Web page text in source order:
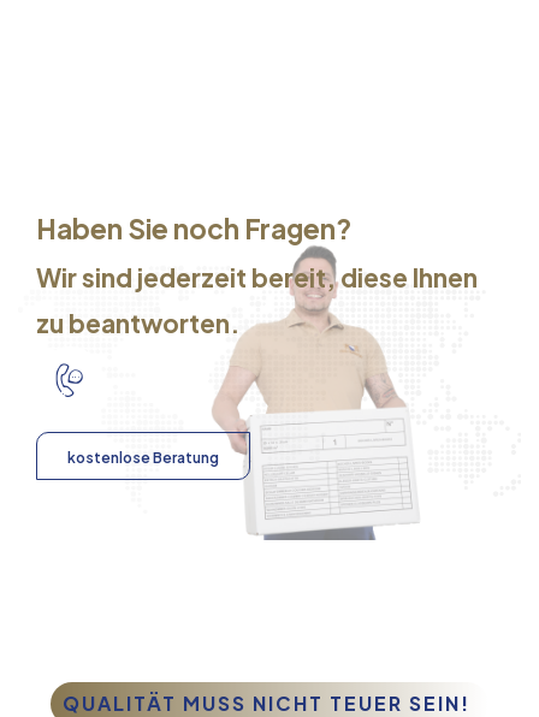
Haben Sie noch Fragen?
Wir sind jederzeit bereit, diese Ihnen
zu beantworten.
kostenlose Beratung
QUALITÄT MUSS NICHT TEUER SEIN!